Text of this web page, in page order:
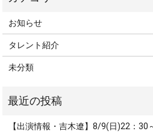
お知らせ
タレント紹介
未分類
【出演情報・吉木遼】8/9(日)22：30